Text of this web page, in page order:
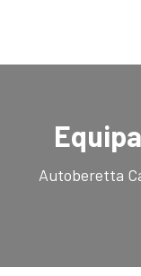
Autoberetta